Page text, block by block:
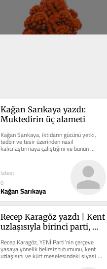
Kağan Sarıkaya yazdı:
Muktedirin üç alameti
Kağan Sarıkaya, iktidarın gücünü yetki,
tedbir ve tesir üzerinden nasıl
kalıcılaştırmaya çalıştığını ve bunun
topluma yansımalarını yazdı.
latest
0
Kağan Sarıkaya
Recep Karagöz yazdı | Kent
uzlaşısıyla birinci parti,
YENİ Parti nasıl iktidar
olacak?
Recep Karagöz, YENİ Parti’nin çerçeve
yasaya yönelik belirsiz tutumunu, kent
uzlaşısını ve kürt meselesindeki siyasi
sorumluluğunu yazdı.